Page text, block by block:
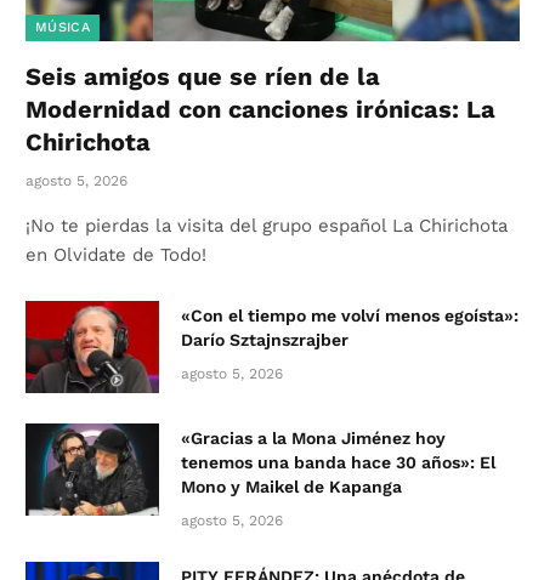
MÚSICA
Seis amigos que se ríen de la
Modernidad con canciones irónicas: La
Chirichota
agosto 5, 2026
¡No te pierdas la visita del grupo español La Chirichota
en Olvidate de Todo!
«Con el tiempo me volví menos egoísta»:
Darío Sztajnszrajber
agosto 5, 2026
«Gracias a la Mona Jiménez hoy
tenemos una banda hace 30 años»: El
Mono y Maikel de Kapanga
agosto 5, 2026